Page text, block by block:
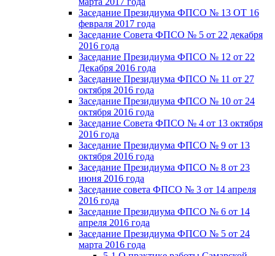
Заседание Президиума ФПСО № 13 ОТ 16
февраля 2017 года
Заседание Совета ФПСО № 5 от 22 декабря
2016 года
Заседание Президиума ФПСО № 12 от 22
Декабря 2016 года
Заседание Президиума ФПСО № 11 от 27
октября 2016 года
Заседание Президиума ФПСО № 10 от 24
октября 2016 года
Заседание Совета ФПСО № 4 от 13 октября
2016 года
Заседание Президиума ФПСО № 9 от 13
октября 2016 года
Заседание Президиума ФПСО № 8 от 23
июня 2016 года
Заседание совета ФПСО № 3 от 14 апреля
2016 года
Заседание Президиума ФПСО № 6 от 14
апреля 2016 года
Заседание Президиума ФПСО № 5 от 24
марта 2016 года